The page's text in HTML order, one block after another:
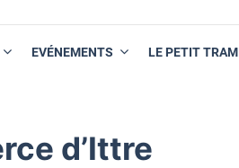
EVÉNEMENTS LE PETIT TRAM
d’Ittre